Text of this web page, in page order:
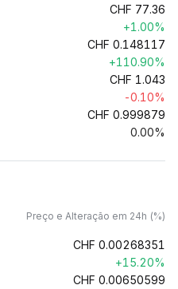
CHF 77.36
+1.00%
CHF 0.148117
+110.90%
CHF 1.043
-0.10%
CHF 0.999879
0.00%
Preço e Alteração em 24h (%)
CHF 0.00268351
+15.20%
CHF 0.00650599